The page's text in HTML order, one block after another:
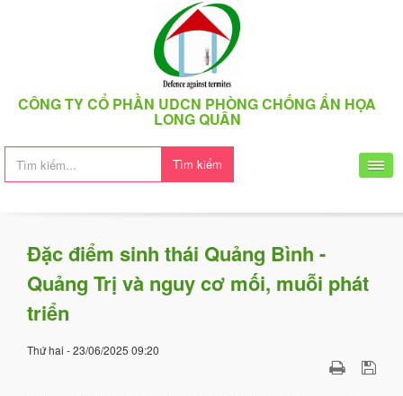
CÔNG TY CỔ PHẦN UDCN PHÒNG CHỐNG ẨN HỌA
LONG QUÂN
Tìm kiếm
Đặc điểm sinh thái Quảng Bình -
Quảng Trị và nguy cơ mối, muỗi phát
triển
Thứ hai - 23/06/2025 09:20